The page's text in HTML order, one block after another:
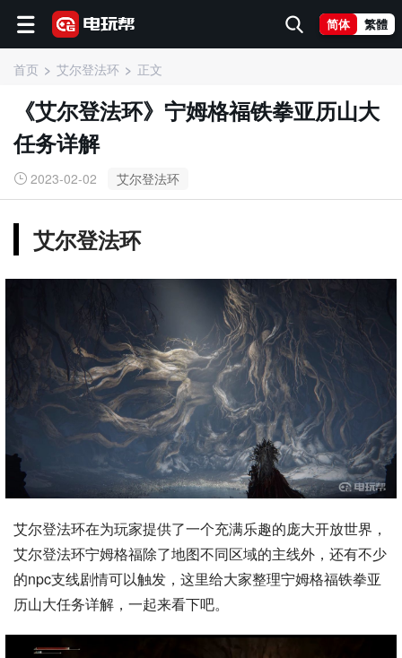
简体 繁體
首页 艾尔登法环 正文
《艾尔登法环》宁姆格福铁拳亚历山大
任务详解
2023-02-02 艾尔登法环
艾尔登法环
艾尔登法环在为玩家提供了一个充满乐趣的庞大开放世界，
艾尔登法环宁姆格福除了地图不同区域的主线外，还有不少
的npc支线剧情可以触发，这里给大家整理宁姆格福铁拳亚
历山大任务详解，一起来看下吧。